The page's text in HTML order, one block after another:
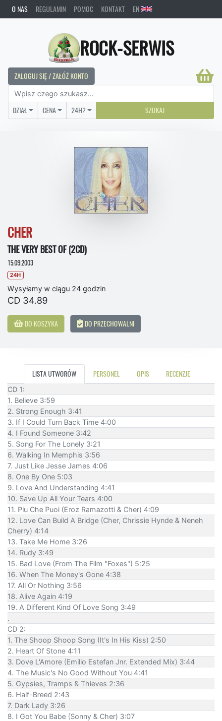
O NAS REGULAMIN POMOC KONTAKT EN
ROCK-SERWIS
ZALOGUJ SIĘ / ZAŁÓŻ KONTO
DZIAŁ CENA 24H? SZUKAJ
CHER
THE VERY BEST OF (2CD)
15.09.2003
24H
Wysyłamy w ciągu 24 godzin
CD 34.89
DO KOSZYKA DO PRZECHOWALNI
LISTA UTWORÓW PERSONEL OPIS RECENZJE
CD 1:
1. Believe 3:59
2. Strong Enough 3:41
3. If I Could Turn Back Time 4:00
4. I Found Someone 3:42
5. Song For The Lonely 3:21
6. Walking In Memphis 3:56
7. Just Like Jesse James 4:06
8. One By One 5:03
9. Love And Understanding 4:41
10. Save Up All Your Tears 4:00
11. Piu Che Puoi (Eroz Ramazotti & Cher) 4:09
12. Love Can Build A Bridge (Cher, Chrissie Hynde & Neneh
Cherry) 4:14
13. Take Me Home 3:26
14. Rudy 3:49
15. Bad Love (From The Film "Foxes") 5:25
16. When The Money's Gone 4:38
17. All Or Nothing 3:56
18. Alive Again 4:19
19. A Different Kind Of Love Song 3:49
.
CD 2:
1. The Shoop Shoop Song (It's In His Kiss) 2:50
2. Heart Of Stone 4:11
3. Dove L'Amore (Emilio Estefan Jnr. Extended Mix) 3:44
4. The Music's No Good Without You 4:41
5. Gypsies, Tramps & Thieves 2:36
6. Half-Breed 2:43
7. Dark Lady 3:26
8. I Got You Babe (Sonny & Cher) 3:07